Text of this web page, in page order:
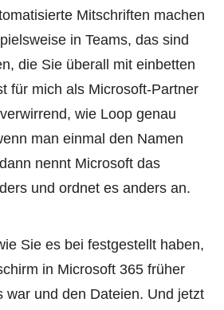
Mitschriften machen
in Teams, das sind
die Sie überall mit einbetten
für mich als Microsoft-Partner
wie Loop genau
man einmal den Namen
nennt Microsoft das
und ordnet es anders an.
Sie es bei festgestellt haben,
in Microsoft 365 früher
war und den Dateien. Und jetzt